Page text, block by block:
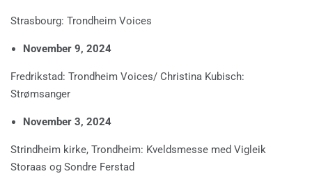
Strasbourg: Trondheim Voices
November 9, 2024
Fredrikstad: Trondheim Voices/ Christina Kubisch:
Strømsanger
November 3, 2024
Strindheim kirke, Trondheim: Kveldsmesse med Vigleik
Storaas og Sondre Ferstad